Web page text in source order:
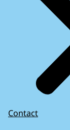
Contact